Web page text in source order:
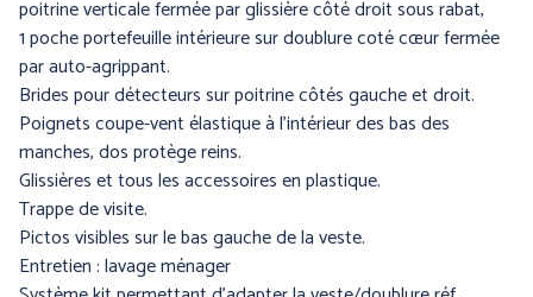
poitrine verticale fermée par glissière côté droit sous rabat,
1 poche portefeuille intérieure sur doublure coté cœur fermée
par auto-agrippant.
Brides pour détecteurs sur poitrine côtés gauche et droit.
Poignets coupe-vent élastique à l’intérieur des bas des
manches, dos protège reins.
Glissières et tous les accessoires en plastique.
Trappe de visite.
Pictos visibles sur le bas gauche de la veste.
Entretien : lavage ménager